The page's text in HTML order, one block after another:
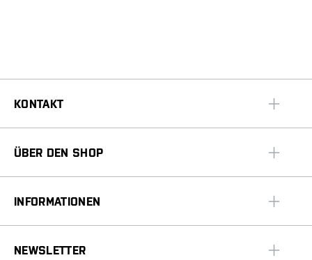
KONTAKT
ÜBER DEN SHOP
INFORMATIONEN
NEWSLETTER